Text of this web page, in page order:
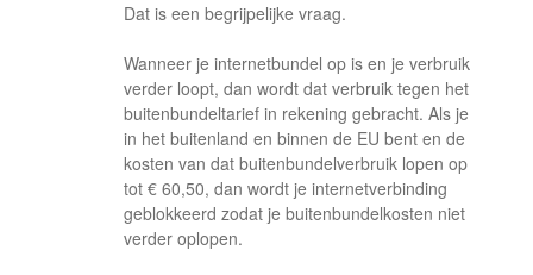
Dat is een begrijpelijke vraag.
Wanneer je internetbundel op is en je verbruik
verder loopt, dan wordt dat verbruik tegen het
buitenbundeltarief in rekening gebracht. Als je
in het buitenland en binnen de EU bent en de
kosten van dat buitenbundelverbruik lopen op
tot € 60,50, dan wordt je internetverbinding
geblokkeerd zodat je buitenbundelkosten niet
verder oplopen.